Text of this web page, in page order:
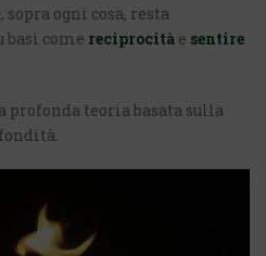
ogni cosa, resta
come reciprocità e sentire
teoria basata sulla